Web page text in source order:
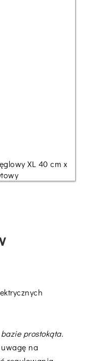
XL 40 cm x
prostokąta.
na